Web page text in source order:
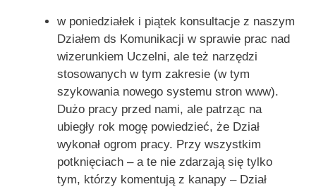
w poniedziałek i piątek konsultacje z naszym
Działem ds Komunikacji w sprawie prac nad
wizerunkiem Uczelni, ale też narzędzi
stosowanych w tym zakresie (w tym
szykowania nowego systemu stron www).
Dużo pracy przed nami, ale patrząc na
ubiegły rok mogę powiedzieć, że Dział
wykonał ogrom pracy. Przy wszystkim
potknięciach – a te nie zdarzają się tylko
tym, którzy komentują z kanapy – Dział